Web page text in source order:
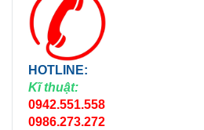
HOTLINE:
Kĩ thuật:
0942.551.558
0986.273.272